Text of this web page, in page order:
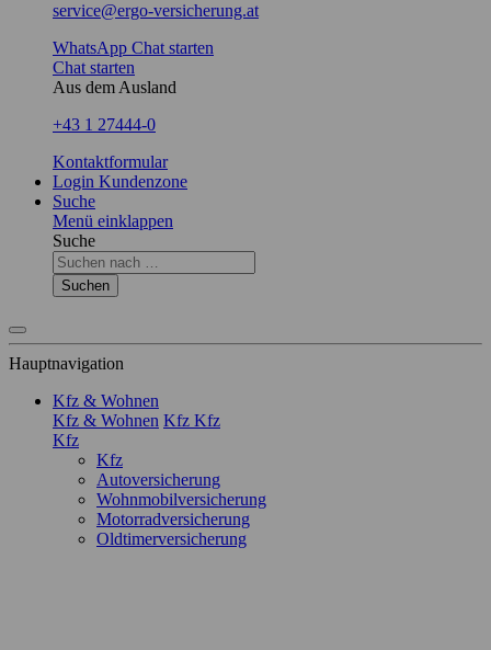
service@ergo-versicherung.at
WhatsApp Chat starten
Chat starten
Aus dem Ausland
+43 1 27444-0
Kontaktformular
Login Kundenzone
Suche
Menü einklappen
Suche
Suchen
Hauptnavigation
Kfz & Wohnen
Kfz & Wohnen Kfz Kfz
Kfz
Kfz
Autoversicherung
Wohnmobilversicherung
Motorradversicherung
Oldtimerversicherung